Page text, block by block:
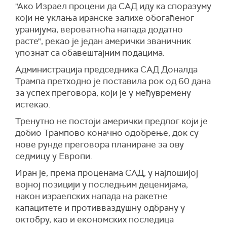
"Ако Израел процени да САД иду ка споразуму
који не уклања иранске залихе обогаћеног
уранијума, вероватноћа напада додатно
расте", рекао је један амерички званичник
упознат са обавештајним подацима.
Администрација председника САД Доналда
Трампа претходно је поставила рок од 60 дана
за успех преговора, који је у међувремену
истекао.
Тренутно не постоји амерички предлог који је
добио Трампово коначно одобрење, док су
нове рунде преговора планиране за ову
седмицу у Европи.
Иран је, према проценама САД, у најлошијој
војној позицији у последњим деценијама,
након израелских напада на ракетне
капацитете и противваздушну одбрану у
октобру, као и економских последица